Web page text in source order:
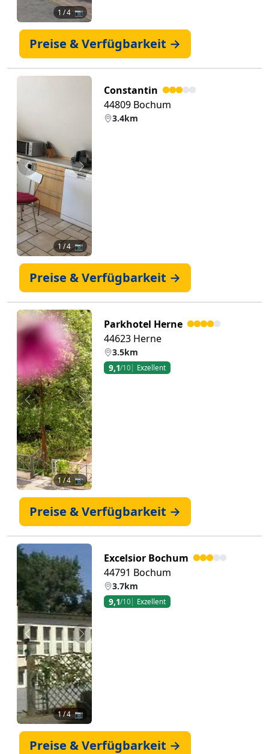
1 / 4 📷
Preise & Verfügbarkeit →
Zurück Weiter
1 / 4 📷
Constantin
44809 Bochum
3.4km
Preise & Verfügbarkeit →
Zurück Weiter
1/ 4 📷
Parkhotel Herne
44623 Herne
3.5km
9,1/10 Exzellent
Preise & Verfügbarkeit →
Zurück Weiter
1/ 4 📷
Excelsior Bochum
44791 Bochum
3.7km
9,1/10 Exzellent
Preise & Verfügbarkeit →